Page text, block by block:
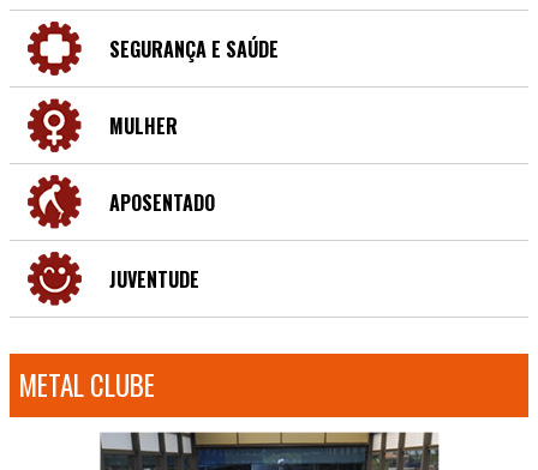
SEGURANÇA E SAÚDE
MULHER
APOSENTADO
JUVENTUDE
METAL CLUBE